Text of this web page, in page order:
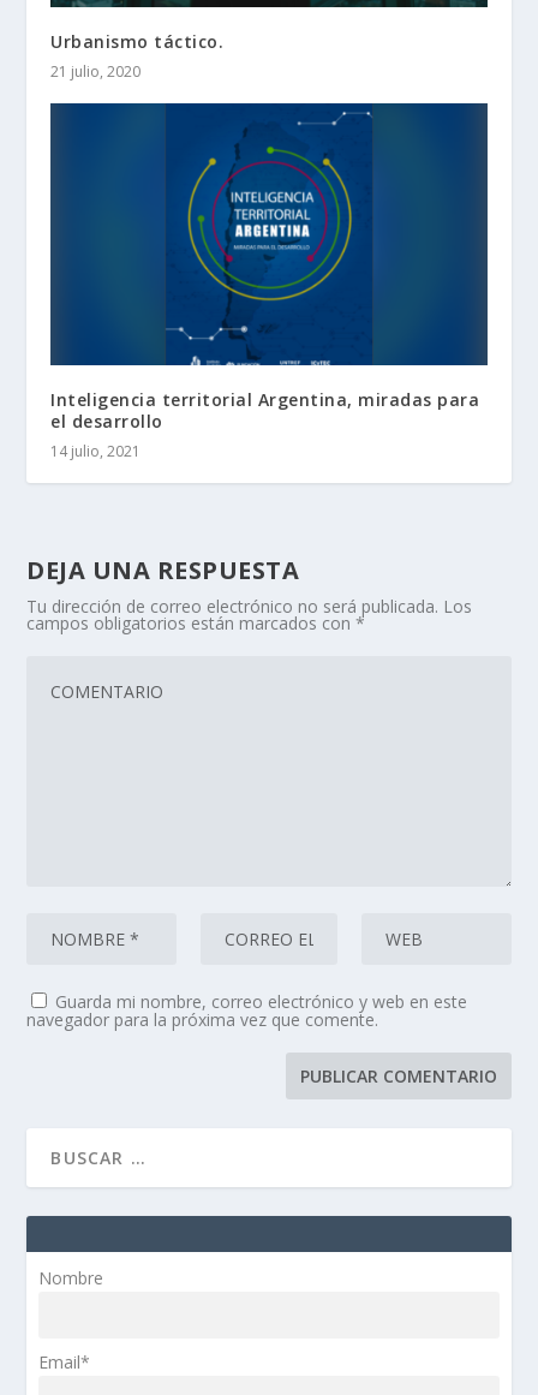
Urbanismo táctico.
21 julio, 2020
Inteligencia territorial Argentina, miradas para
el desarrollo
14 julio, 2021
DEJA UNA RESPUESTA
Tu dirección de correo electrónico no será publicada. Los
campos obligatorios están marcados con*
Guarda mi nombre, correo electrónico y web en este
navegador para la próxima vez que comente.
Nombre
Email*